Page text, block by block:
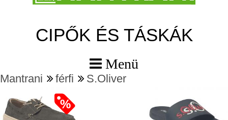
CIPŐK ÉS TÁSKÁK
 Menü
Mantrani férfi S.Oliver
%